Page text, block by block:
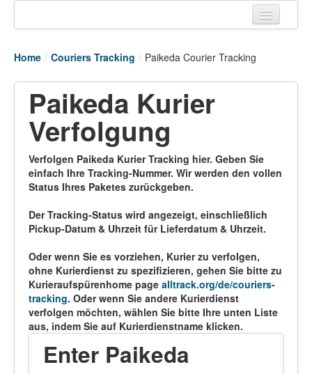
Tracking links
Couriers Tracking
Air Cargo Tracking
Postal Tracking
Vessel Tracking
Port Of Calls
Home / Couriers Tracking / Paikeda Courier Tracking
Paikeda Kurier
Verfolgung
Verfolgen Paikeda Kurier Tracking hier. Geben Sie
einfach Ihre Tracking-Nummer. Wir werden den vollen
Status Ihres Paketes zurückgeben.
Der Tracking-Status wird angezeigt, einschließlich
Pickup-Datum & Uhrzeit für Lieferdatum & Uhrzeit.
Oder wenn Sie es vorziehen, Kurier zu verfolgen,
ohne Kurierdienst zu spezifizieren, gehen Sie bitte zu
Kurieraufspürenhome page alltrack.org/de/couriers-
tracking. Oder wenn Sie andere Kurierdienst
verfolgen möchten, wählen Sie bitte Ihre unten Liste
aus, indem Sie auf Kurierdienstname klicken.
Enter Paikeda